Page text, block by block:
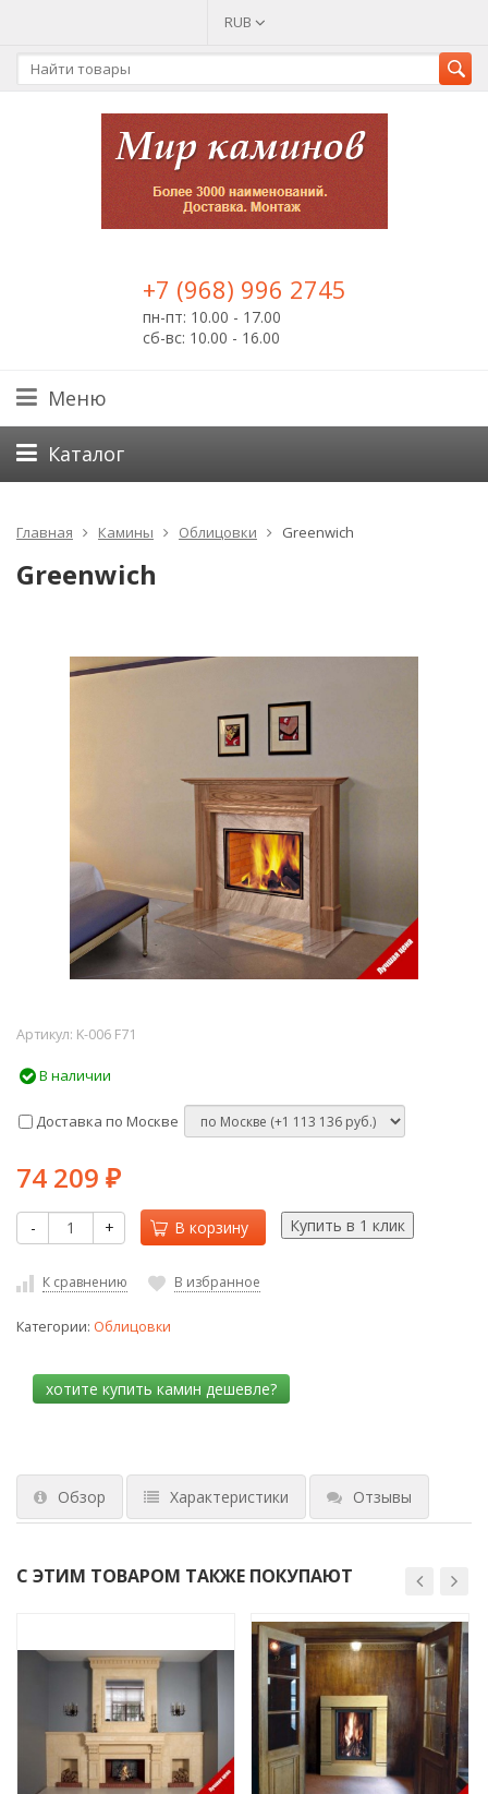
RUB
+7 (968) 996 2745
пн-пт: 10.00 - 17.00
сб-вс: 10.00 - 16.00
Меню
Каталог
Главная Камины Облицовки Greenwich
Greenwich
Артикул: K-006 F71
В наличии
Доставка по Москве
74 209 ₽
- + В корзину
К сравнению В избранное
Категории: Облицовки
Обзор Характеристики Отзывы
С ЭТИМ ТОВАРОМ ТАКЖЕ ПОКУПАЮТ